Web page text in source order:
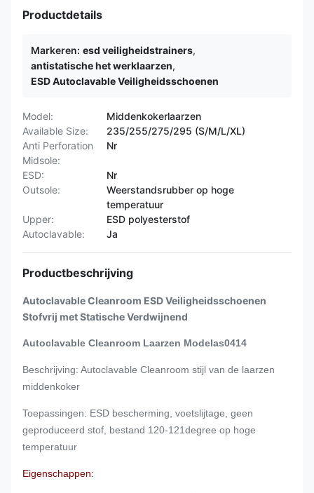
Productdetails
Markeren: esd veiligheidstrainers,
antistatische het werklaarzen,
ESD Autoclavable Veiligheidsschoenen
Model:
Middenkokerlaarzen
Available Size:
235/255/275/295 (S/M/L/XL)
Anti Perforation
Midsole:
Nr
ESD:
Nr
Outsole:
Weerstandsrubber op hoge
temperatuur
Upper:
ESD polyesterstof
Autoclavable:
Ja
Productbeschrijving
Autoclavable Cleanroom ESD Veiligheidsschoenen
Stofvrij met Statische Verdwijnend
Autoclavable Cleanroom Laarzen Modelas0414
Beschrijving: Autoclavable Cleanroom stijl van de laarzen
middenkoker
Toepassingen: ESD bescherming, voetslijtage, geen
geproduceerd stof, bestand 120-121degree op hoge
temperatuur
Eigenschappen: